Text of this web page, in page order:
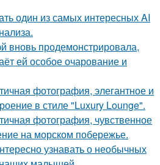
один из самых интересных AI
вновь продемонстрировала,
ей особое очарование и
фотография, элегантное и
в стиле "Luxury Lounge".
фотография, чувственное
на морском побережье.
узнавать о необычных